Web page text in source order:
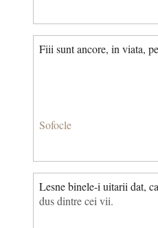
Fiii sunt ancore, in viata,
Sofocle
Lesne binele-i uitarii dat,
dus dintre cei vii.